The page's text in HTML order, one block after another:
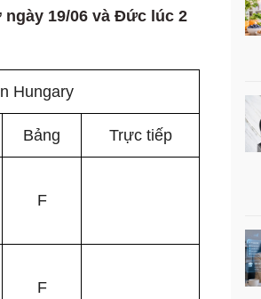
ngày 19/06 và Đức lúc 2
Hungary
Bảng Trực tiếp
F
F